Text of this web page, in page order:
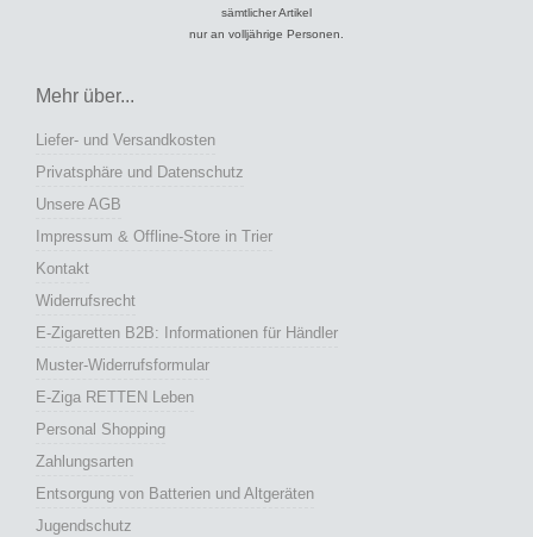
sämtlicher Artikel
nur an volljährige Personen.
Mehr über...
Liefer- und Versandkosten
Privatsphäre und Datenschutz
Unsere AGB
Impressum & Offline-Store in Trier
Kontakt
Widerrufsrecht
E-Zigaretten B2B: Informationen für Händler
Muster-Widerrufsformular
E-Ziga RETTEN Leben
Personal Shopping
Zahlungsarten
Entsorgung von Batterien und Altgeräten
Jugendschutz